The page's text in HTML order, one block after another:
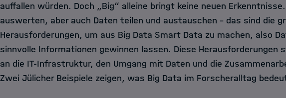
auffallen würden. Doch „Big“ alleine bringt keine neuen
auswerten, aber auch Daten teilen und austauschen – das sind die
Herausforderungen, um aus Big Data Smart Data zu machen, also
sinnvolle Informationen gewinnen lassen. Diese Herausforderungen
an die IT-Infrastruktur, den Umgang mit Daten und die
Zwei Jülicher Beispiele zeigen, was Big Data im Forscheralltag